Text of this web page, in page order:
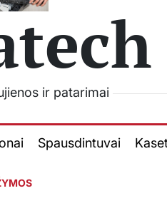
ir patarimai
Spausdintuvai